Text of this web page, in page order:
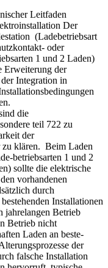
Leitfaden
Der
(Ladebetriebsart
oder
1 und 2 Laden)
Erweiterung der
Integration in
die
teil 722 zu
der
zu klären. Beim Laden
betriebsarten 1 und 2
sollte die elektrische
vorhandenen
durch
Installationen
jahrelangen Betrieb
Betrieb nicht
Laden an beste-
der
falsche Installation